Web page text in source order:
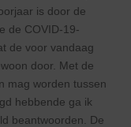
is door de
de COVID-19-
de voor vandaag
door. Met de
mag worden tussen
hebbende ga ik
beantwoorden. De